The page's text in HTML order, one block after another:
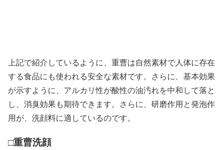
上記で紹介しているように、重曹は自然素材で人体に存在
する食品にも使われる安全な素材です。さらに、基本効果
が示すように、アルカリ性が酸性の油汚れを中和して落と
し、消臭効果も期待できます。さらに、研磨作用と発泡作
用が、洗顔料に適しているのです。
□重曹洗顔